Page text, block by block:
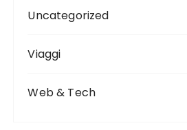
Uncategorized
Viaggi
Web & Tech